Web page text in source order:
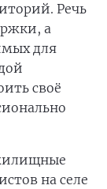
Речь
а
для
своё
на селе